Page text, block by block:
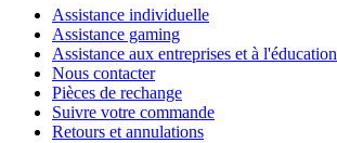
Assistance individuelle
Assistance gaming
Assistance aux entreprises et à l'éducation
Nous contacter
Pièces de rechange
Suivre votre commande
Retours et annulations